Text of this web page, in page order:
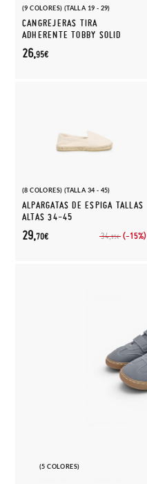
(9 COLORES) (TALLA 19 - 29)
CANGREJERAS TIRA
ADHERENTE TOBBY SOLID
26,95€
(8 COLORES) (TALLA 34 - 45)
ALPARGATAS DE ESPIGA TALLAS
ALTAS 34-45
34,95€ (-15%)
29,70€
(5 COLORES)